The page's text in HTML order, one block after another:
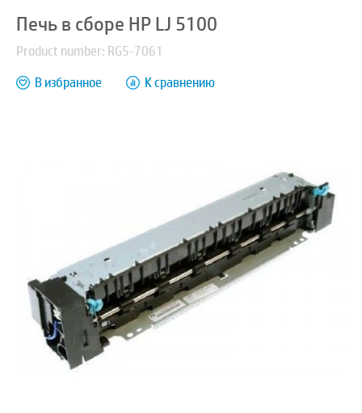
Печь в сборе HP LJ 5100
Product number: RG5-7061
В избранное
К сравнению